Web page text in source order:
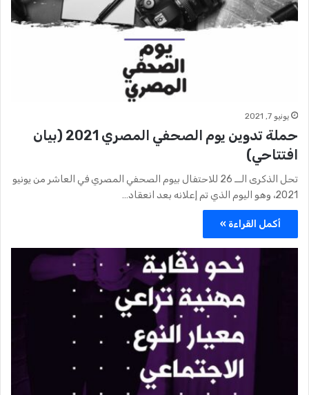
يونيو 7, 2021
حملة تدوين يوم الصحفي المصري 2021 (بيان
افتتاحي)
تحل الذكرى الــ 26 للاحتفال بيوم الصحفي المصري في العاشر من يونيو
2021، وهو اليوم الذي تم إعلانه بعد انعقاد…
أكمل القراءة »